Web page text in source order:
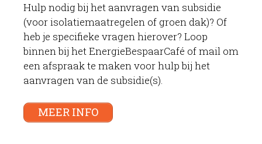
Hulp nodig bij het aanvragen van subsidie
(voor isolatiemaatregelen of groen dak)? Of
heb je specifieke vragen hierover? Loop
binnen bij het EnergieBespaarCafé of mail om
een afspraak te maken voor hulp bij het
aanvragen van de subsidie(s).
MEER INFO